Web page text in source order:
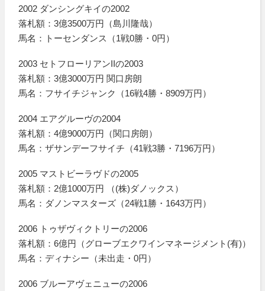
2002 ダンシングキイの2002
落札額：3億3500万円（島川隆哉）
馬名：トーセンダンス（1戦0勝・0円）
2003 セトフローリアンIIの2003
落札額：3億3000万円 関口房朗
馬名：フサイチジャンク（16戦4勝・8909万円）
2004 エアグルーヴの2004
落札額：4億9000万円（関口房朗）
馬名：ザサンデーフサイチ（41戦3勝・7196万円）
2005 マストビーラヴドの2005
落札額：2億1000万円 （(株)ダノックス）
馬名：ダノンマスターズ（24戦1勝・1643万円）
2006 トゥザヴィクトリーの2006
落札額：6億円（グローブエクワインマネージメント(有)）
馬名：ディナシー（未出走・0円）
2006 ブルーアヴェニューの2006